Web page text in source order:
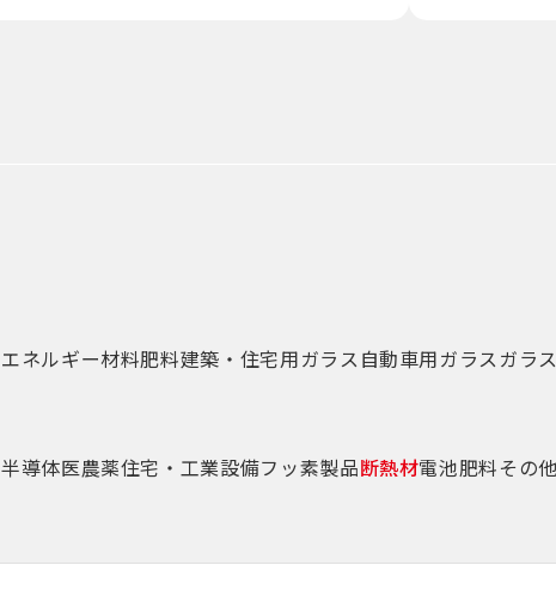
エネルギー材料肥料建築・住宅用ガラス自動車用ガラスガラ
半導体医農薬住宅・工業設備フッ素製品断熱材電池肥料その他